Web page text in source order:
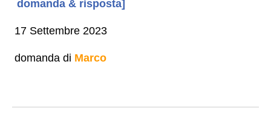
domanda & risposta]
17 Settembre 2023
domanda di Marco